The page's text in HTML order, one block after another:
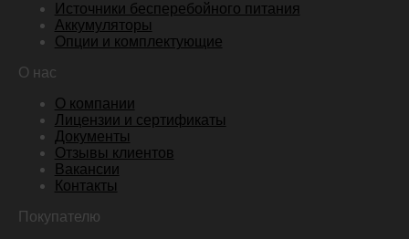
Источники бесперебойного питания
Аккумуляторы
Опции и комплектующие
О нас
О компании
Лицензии и сертификаты
Документы
Отзывы клиентов
Вакансии
Контакты
Покупателю